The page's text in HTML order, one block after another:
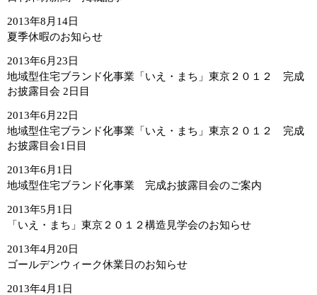
2013年8月14日
夏季休暇のお知らせ
2013年6月23日
地域型住宅ブランド化事業「いえ・まち」東京２０１２ 完成
お披露目会 2日目
2013年6月22日
地域型住宅ブランド化事業「いえ・まち」東京２０１２ 完成
お披露目会1日目
2013年6月1日
地域型住宅ブランド化事業 完成お披露目会のご案内
2013年5月1日
「いえ・まち」東京２０１２構造見学会のお知らせ
2013年4月20日
ゴールデンウィーク休業日のお知らせ
2013年4月1日